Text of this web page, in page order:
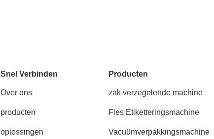
Snel Verbinden
Over ons
producten
oplossingen
Producten
zak verzegelende machine
Fles Etiketteringsmachine
Vacuümverpakkingsmachine